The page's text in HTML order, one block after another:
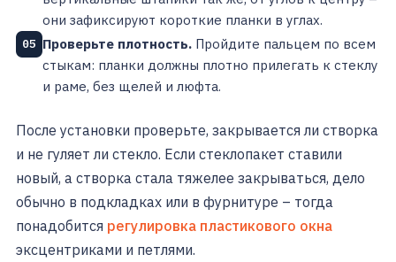
они зафиксируют короткие планки в углах.
05 Проверьте плотность. Пройдите пальцем по всем
стыкам: планки должны плотно прилегать к стеклу
и раме, без щелей и люфта.
После установки проверьте, закрывается ли створка
и не гуляет ли стекло. Если стеклопакет ставили
новый, а створка стала тяжелее закрываться, дело
обычно в подкладках или в фурнитуре – тогда
понадобится регулировка пластикового окна
эксцентриками и петлями.